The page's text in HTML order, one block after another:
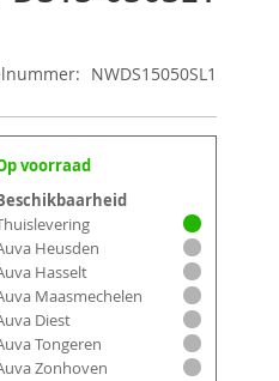
NWDS15050SL1
voorraad
Heusden
Hasselt
Maasmechelen
Diest
Tongeren
Zonhoven